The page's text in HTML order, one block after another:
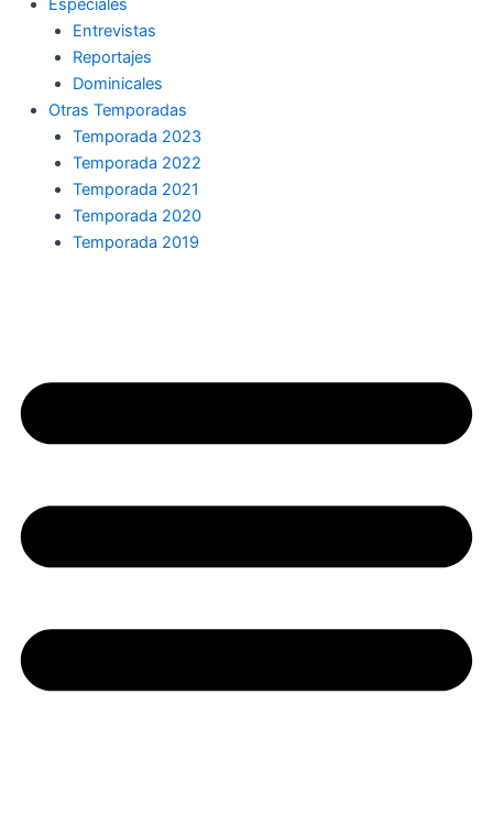
Especiales
Entrevistas
Reportajes
Dominicales
Otras Temporadas
Temporada 2023
Temporada 2022
Temporada 2021
Temporada 2020
Temporada 2019